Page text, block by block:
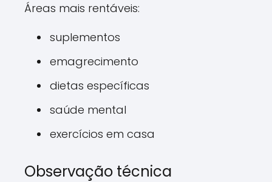
Áreas mais rentáveis:
suplementos
emagrecimento
dietas específicas
saúde mental
exercícios em casa
Observação técnica